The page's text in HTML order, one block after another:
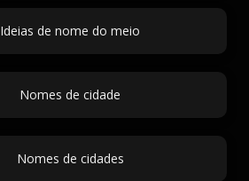
Ideias de nome do meio
Nomes de cidade
Nomes de cidades